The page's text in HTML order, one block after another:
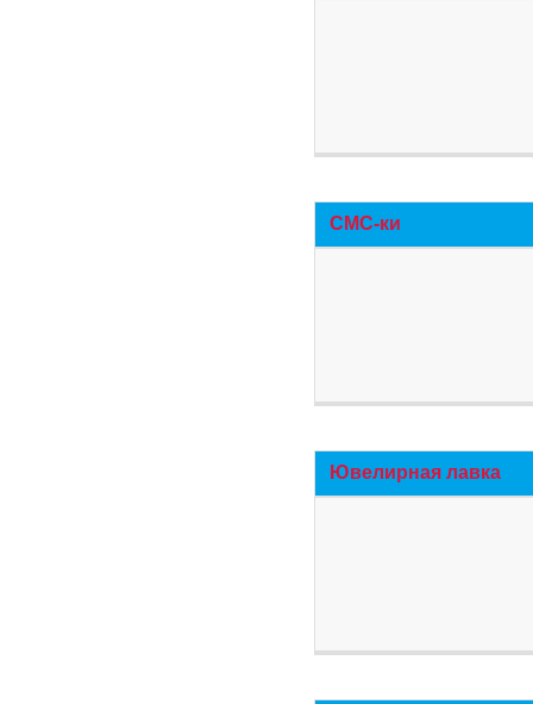
СМС-ки
Ювелирная лавка